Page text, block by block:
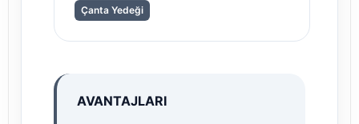
Çanta Yedeği
AVANTAJLARI